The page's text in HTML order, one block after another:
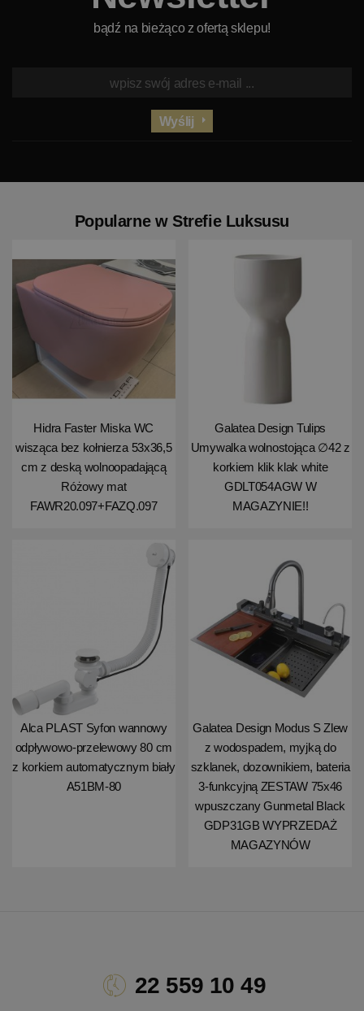
bądź na bieżąco z ofertą sklepu!
Wyślij
Popularne w Strefie Luksusu
Hidra Faster Miska WC
wisząca bez kołnierza 53x36,5
cm z deską wolnoopadającą
Różowy mat
FAWR20.097+FAZQ.097
Galatea Design Tulips
Umywalka wolnostojąca ∅42 z
korkiem klik klak white
GDLT054AGW W
MAGAZYNIE!!
Alca PLAST Syfon wannowy
odpływowo-przelewowy 80 cm
z korkiem automatycznym biały
A51BM-80
Galatea Design Modus S Zlew
z wodospadem, myjką do
szklanek, dozownikiem, bateria
3-funkcyjną ZESTAW 75x46
wpuszczany Gunmetal Black
GDP31GB WYPRZEDAŻ
MAGAZYNÓW
22 559 10 49